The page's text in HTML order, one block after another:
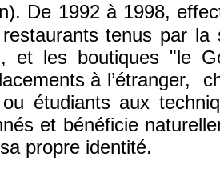
De 1992 à 1998,
restaurants tenus par
et les boutiques "le
à l’étranger,
étudiants aux
et bénéficie
propre identité.